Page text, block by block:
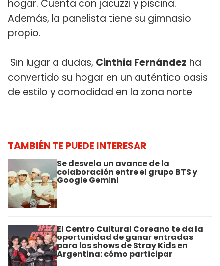
hogar. Cuenta con jacuzzi y piscina.
Además, la panelista tiene su gimnasio
propio.
Sin lugar a dudas, Cinthia Fernández ha
convertido su hogar en un auténtico oasis
de estilo y comodidad en la zona norte.
TAMBIÉN TE PUEDE INTERESAR
Se desvela un avance de la
colaboración entre el grupo BTS y
Google Gemini
El Centro Cultural Coreano te da la
oportunidad de ganar entradas
para los shows de Stray Kids en
Argentina: cómo participar